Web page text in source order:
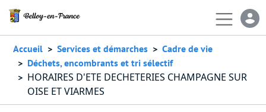
Accueil Services et démarches
Cadre de vie
Déchets, encombrants et tri sélectif
HORAIRES D'ETE DECHETERIES CHAMPAGNE SUR
OISE ET VIARMES